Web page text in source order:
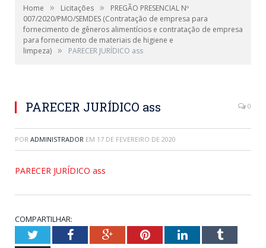
Home » Licitações »
PREGÃO PRESENCIAL Nº
007/2020/PMO/SEMDES (Contratação de empresa para
fornecimento de gêneros alimentícios e contratação de empresa
para fornecimento de materiais de higiene e
limpeza) » PARECER JURÍDICO ass
PARECER JURÍDICO ass 0
POR ADMINISTRADOR EM 17 DE FEVEREIRO DE 2020
PARECER JURÍDICO ass
COMPARTILHAR:
TwitterFacebookGoogle+PinterestLinkedInTumblr